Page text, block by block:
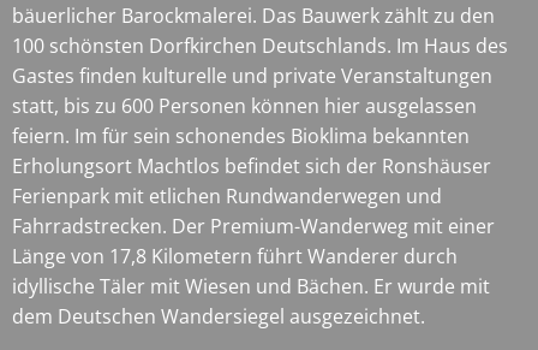
bäuerlicher Barockmalerei. Das Bauwerk zählt zu den
100 schönsten Dorfkirchen Deutschlands. Im Haus des
Gastes finden kulturelle und private Veranstaltungen
statt, bis zu 600 Personen können hier ausgelassen
feiern. Im für sein schonendes Bioklima bekannten
Erholungsort Machtlos befindet sich der Ronshäuser
Ferienpark mit etlichen Rundwanderwegen und
Fahrradstrecken. Der Premium-Wanderweg mit einer
Länge von 17,8 Kilometern führt Wanderer durch
idyllische Täler mit Wiesen und Bächen. Er wurde mit
dem Deutschen Wandersiegel ausgezeichnet.